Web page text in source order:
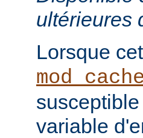
ultérieures
Lorsque
variable